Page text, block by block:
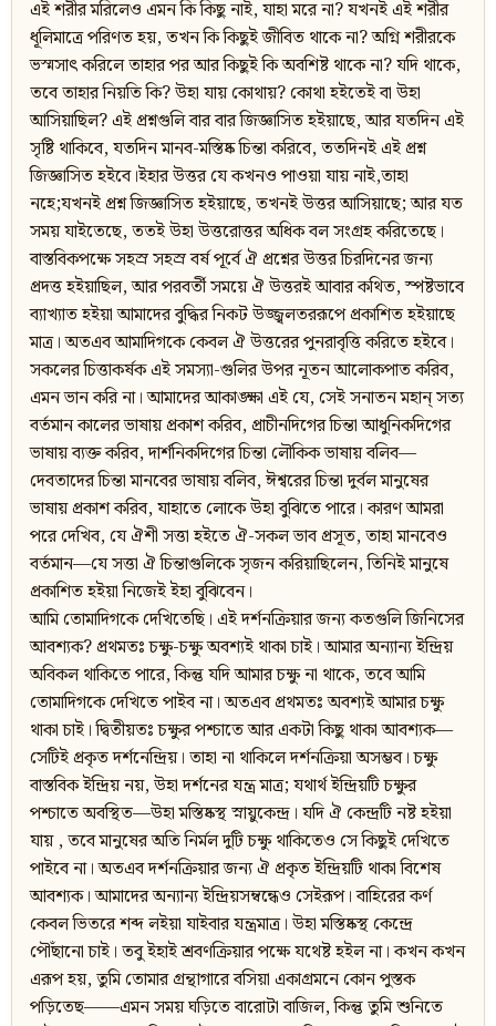
এই শরীর মরিলেও এমন কি কিছু নাই, যাহা মরে না? যখনই এই শরীর
ধূলিমাত্রে পরিণত হয়, তখন কি কিছুই জীবিত থাকে না? অগ্নি শরীরকে
ভস্মসাৎ করিলে তাহার পর আর কিছুই কি অবশিষ্ট থাকে না? যদি থাকে,
তবে তাহার নিয়তি কি? উহা যায় কোথায়? কোথা হইতেই বা উহা
আসিয়াছিল? এই প্রশ্নগুলি বার বার জিজ্ঞাসিত হইয়াছে, আর যতদিন এই
সৃষ্টি থাকিবে, যতদিন মানব-মস্তিষ্ক চিন্তা করিবে, ততদিনই এই প্রশ্ন
জিজ্ঞাসিত হইবে।ইহার উত্তর যে কখনও পাওয়া যায় নাই,তাহা
নহে;যখনই প্রশ্ন জিজ্ঞাসিত হইয়াছে, তখনই উত্তর আসিয়াছে; আর যত
সময় যাইতেছে, ততই উহা উত্তরোত্তর অধিক বল সংগ্রহ করিতেছে।
বাস্তবিকপক্ষে সহস্র সহস্র বর্ষ পূর্বে ঐ প্রশ্নের উত্তর চিরদিনের জন্য
প্রদত্ত হইয়াছিল, আর পরবর্তী সময়ে ঐ উত্তরই আবার কথিত, স্পষ্টভাবে
ব্যাখ্যাত হইয়া আমাদের বুদ্ধির নিকট উজ্জ্বলতররূপে প্রকাশিত হইয়াছে
মাত্র। অতএব আমাদিগকে কেবল ঐ উত্তরের পুনরাবৃত্তি করিতে হইবে।
সকলের চিত্তাকর্ষক এই সমস্যা-গুলির উপর নূতন আলোকপাত করিব,
এমন ভান করি না। আমাদের আকাঙ্ক্ষা এই যে, সেই সনাতন মহান‍্ সত্য
বর্তমান কালের ভাষায় প্রকাশ করিব, প্রাচীনদিগের চিন্তা আধুনিকদিগের
ভাষায় ব্যক্ত করিব, দার্শনিকদিগের চিন্তা লৌকিক ভাষায় বলিব—
দেবতাদের চিন্তা মানবের ভাষায় বলিব, ঈশ্বরের চিন্তা দুর্বল মানুষের
ভাষায় প্রকাশ করিব, যাহাতে লোকে উহা বুঝিতে পারে। কারণ আমরা
পরে দেখিব, যে ঐশী সত্তা হইতে ঐ-সকল ভাব প্রসূত, তাহা মানবেও
বর্তমান—যে সত্তা ঐ চিন্তাগুলিকে সৃজন করিয়াছিলেন, তিনিই মানুষে
প্রকাশিত হইয়া নিজেই ইহা বুঝিবেন।
আমি তোমাদিগকে দেখিতেছি। এই দর্শনক্রিয়ার জন্য কতগুলি জিনিসের
আবশ্যক? প্রথমতঃ চক্ষু-চক্ষু অবশ্যই থাকা চাই। আমার অন্যান্য ইন্দ্রিয়
অবিকল থাকিতে পারে, কিন্তু যদি আমার চক্ষু না থাকে, তবে আমি
তোমাদিগকে দেখিতে পাইব না। অতএব প্রথমতঃ অবশ্যই আমার চক্ষু
থাকা চাই। দ্বিতীয়তঃ চক্ষুর পশ্চাতে আর একটা কিছু থাকা আবশ্যক—
সেটিই প্রকৃত দর্শনেন্দ্রিয়। তাহা না থাকিলে দর্শনক্রিয়া অসম্ভব। চক্ষু
বাস্তবিক ইন্দ্রিয় নয়, উহা দর্শনের যন্ত্র মাত্র; যথার্থ ইন্দ্রিয়টি চক্ষুর
পশ্চাতে অবস্থিত—উহা মস্তিষ্কস্থ স্নায়ুকেন্দ্র। যদি ঐ কেন্দ্রটি নষ্ট হইয়া
যায় , তবে মানুষের অতি নির্মল দুটি চক্ষু থাকিতেও সে কিছুই দেখিতে
পাইবে না। অতএব দর্শনক্রিয়ার জন্য ঐ প্রকৃত ইন্দ্রিয়টি থাকা বিশেষ
আবশ্যক। আমাদের অন্যান্য ইন্দ্রিয়সম্বন্ধেও সেইরূপ। বাহিরের কর্ণ
কেবল ভিতরে শব্দ লইয়া যাইবার যন্ত্রমাত্র। উহা মস্তিষ্কস্থ কেন্দ্রে
পৌঁছানো চাই। তবু ইহাই শ্রবণক্রিয়ার পক্ষে যথেষ্ট হইল না। কখন কখন
এরূপ হয়, তুমি তোমার গ্রন্থাগারে বসিয়া একাগ্রমনে কোন পুস্তক
পড়িতেছ——এমন সময় ঘড়িতে বারোটা বাজিল, কিন্তু তুমি শুনিতে